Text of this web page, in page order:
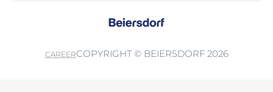
CAREERCOPYRIGHT © BEIERSDORF 2026